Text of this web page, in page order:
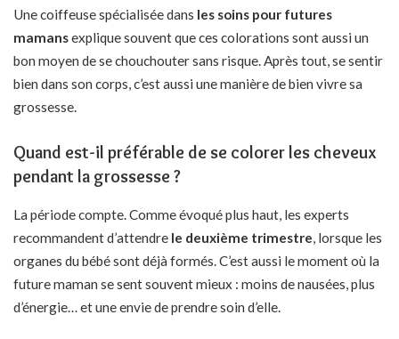
Une coiffeuse spécialisée dans les soins pour futures
mamansexplique souvent que ces colorations sont aussi un
bon moyen de se chouchouter sans risque. Après tout, se sentir
bien dans son corps, c’est aussi une manière de bien vivre sa
grossesse.
Quand est-il préférable de se colorer les cheveux
pendant la grossesse ?
La période compte. Comme évoqué plus haut, les experts
recommandent d’attendre le deuxième trimestre, lorsque les
organes du bébé sont déjà formés. C’est aussi le moment où la
future maman se sent souvent mieux : moins de nausées, plus
d’énergie… et une envie de prendre soin d’elle.